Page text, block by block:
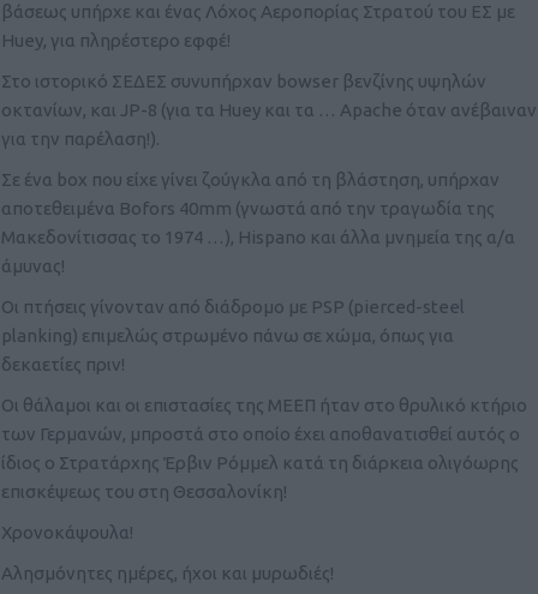
βάσεως υπήρχε και ένας Λόχος Αεροπορίας Στρατού του ΕΣ με
Huey, για πληρέστερο εφφέ!
Στο ιστορικό ΣΕΔΕΣ συνυπήρχαν bowser βενζίνης υψηλών
οκτανίων, και JP-8 (για τα Huey και τα … Apache όταν ανέβαιναν
για την παρέλαση!).
Σε ένα box που είχε γίνει ζούγκλα από τη βλάστηση, υπήρχαν
αποτεθειμένα Bofors 40mm (γνωστά από την τραγωδία της
Μακεδονίτισσας το 1974 …), Hispano και άλλα μνημεία της α/α
άμυνας!
Οι πτήσεις γίνονταν από διάδρομο με PSP (pierced-steel
planking) επιμελώς στρωμένο πάνω σε χώμα, όπως για
δεκαετίες πριν!
Οι θάλαμοι και οι επιστασίες της ΜΕΕΠ ήταν στο θρυλικό κτήριο
των Γερμανών, μπροστά στο οποίο έχει αποθανατισθεί αυτός ο
ίδιος ο Στρατάρχης Έρβιν Ρόμμελ κατά τη διάρκεια ολιγόωρης
επισκέψεως του στη Θεσσαλονίκη!
Χρονοκάψουλα!
Αλησμόνητες ημέρες, ήχοι και μυρωδιές!